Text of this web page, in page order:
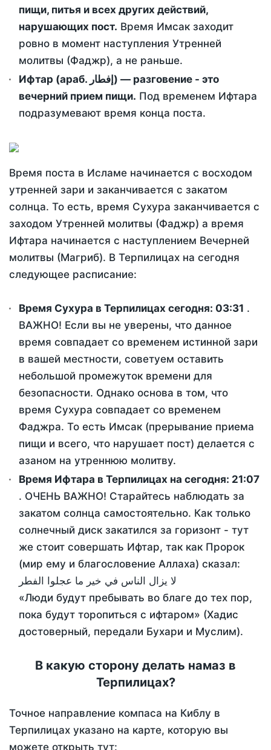
пищи, питья и всех других действий,
нарушающих пост. Время Имсак заходит
ровно в момент наступления Утренней
молитвы (Фаджр), а не раньше.
Ифтар (араб. إفطار) — разговение - это
вечерний прием пищи. Под временем Ифтара
подразумевают время конца поста.
Время поста в Исламе начинается с восходом
утренней зари и заканчивается с закатом
солнца. То есть, время Сухура заканчивается с
заходом Утренней молитвы (Фаджр) а время
Ифтара начинается с наступлением Вечерней
молитвы (Магриб). В Терпилицах на сегодня
следующее расписание:
Время Сухура в Терпилицах сегодня: 03:31 .
ВАЖНО! Если вы не уверены, что данное
время совпадает со временем истинной зари
в вашей местности, советуем оставить
небольшой промежуток времени для
безопасности. Однако основа в том, что
время Сухура совпадает со временем
Фаджра. То есть Имсак (прерывание приема
пищи и всего, что нарушает пост) делается с
азаном на утреннюю молитву.
Время Ифтара в Терпилицах на сегодня: 21:07
. ОЧЕНЬ ВАЖНО! Старайтесь наблюдать за
закатом солнца самостоятельно. Как только
солнечный диск закатился за горизонт - тут
же стоит совершать Ифтар, так как Пророк
(мир ему и благословение Аллаха) сказал:
لا يزال الناس في خير ما عجلوا الفطر
«Люди будут пребывать во благе до тех пор,
пока будут торопиться с ифтаром» (Хадис
достоверный, передали Бухари и Муслим).
В какую сторону делать намаз в
Терпилицах?
Точное направление компаса на Киблу в
Терпилицах указано на карте, которую вы
можете открыть тут: